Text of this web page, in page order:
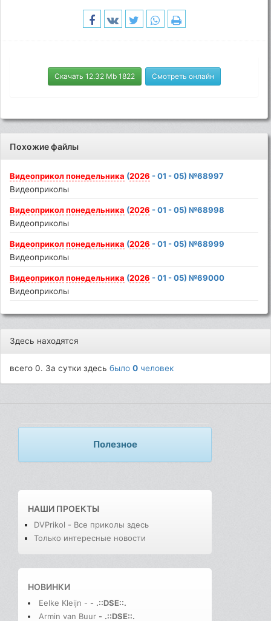
Скачать 12.32 Mb 1822 Смотреть онлайн
Похожие файлы
Видеоприкол понедельника (2026 - 01 - 05) №68997
Видеоприколы
Видеоприкол понедельника (2026 - 01 - 05) №68998
Видеоприколы
Видеоприкол понедельника (2026 - 01 - 05) №68999
Видеоприколы
Видеоприкол понедельника (2026 - 01 - 05) №69000
Видеоприколы
Здесь находятся
всего 0. За сутки здесьбыло0 человек
Полезное
НАШИ ПРОЕКТЫ
DVPrikol - Все приколы здесь
Только интересные новости
НОВИНКИ
Eelke Kleijn - - .::DSE::.
Armin van Buur - .::DSE::.